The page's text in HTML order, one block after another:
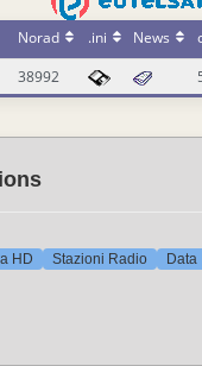
Norad .ini News
38992
HD Stazioni Radio Data